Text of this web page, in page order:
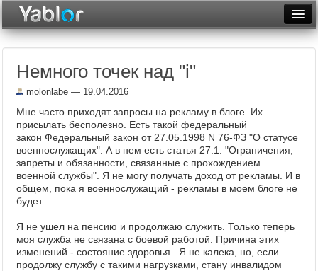
Неделя
Рейтинги
Архив
Фототоп
Немного точек над "i"
molonlabe — 19.04.2016
Мне часто приходят запросы на рекламу в блоге. Их
присылать бесполезно. Есть такой федеральный
закон Федеральный закон от 27.05.1998 N 76-ФЗ "О статусе
военнослужащих". А в нем есть статья 27.1. "Ограничения,
запреты и обязанности, связанные с прохождением
военной службы". Я не могу получать доход от рекламы. И в
общем, пока я военнослужащий - рекламы в моем блоге не
будет.
Я не ушел на пенсию и продолжаю служить. Только теперь
моя служба не связана с боевой работой. Причина этих
изменений - состояние здоровья. Я не калека, но, если
продолжу службу с такими нагрузками, стану инвалидом